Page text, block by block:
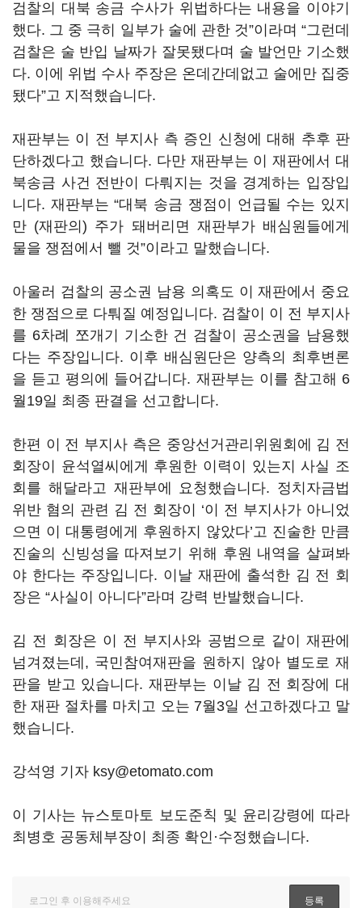
검찰의 대북 송금 수사가 위법하다는 내용을 이야기
했다. 그 중 극히 일부가 술에 관한 것”이라며 “그런데
검찰은 술 반입 날짜가 잘못됐다며 술 발언만 기소했
다. 이에 위법 수사 주장은 온데간데없고 술에만 집중
됐다”고 지적했습니다.
재판부는 이 전 부지사 측 증인 신청에 대해 추후 판
단하겠다고 했습니다. 다만 재판부는 이 재판에서 대
북송금 사건 전반이 다뤄지는 것을 경계하는 입장입
니다. 재판부는 “대북 송금 쟁점이 언급될 수는 있지
만 (재판의) 주가 돼버리면 재판부가 배심원들에게
물을 쟁점에서 뺄 것”이라고 말했습니다.
아울러 검찰의 공소권 남용 의혹도 이 재판에서 중요
한 쟁점으로 다퉈질 예정입니다. 검찰이 이 전 부지사
를 6차례 쪼개기 기소한 건 검찰이 공소권을 남용했
다는 주장입니다. 이후 배심원단은 양측의 최후변론
을 듣고 평의에 들어갑니다. 재판부는 이를 참고해 6
월19일 최종 판결을 선고합니다.
한편 이 전 부지사 측은 중앙선거관리위원회에 김 전
회장이 윤석열씨에게 후원한 이력이 있는지 사실 조
회를 해달라고 재판부에 요청했습니다. 정치자금법
위반 혐의 관련 김 전 회장이 ‘이 전 부지사가 아니었
으면 이 대통령에게 후원하지 않았다’고 진술한 만큼
진술의 신빙성을 따져보기 위해 후원 내역을 살펴봐
야 한다는 주장입니다. 이날 재판에 출석한 김 전 회
장은 “사실이 아니다”라며 강력 반발했습니다.
김 전 회장은 이 전 부지사와 공범으로 같이 재판에
넘겨졌는데, 국민참여재판을 원하지 않아 별도로 재
판을 받고 있습니다. 재판부는 이날 김 전 회장에 대
한 재판 절차를 마치고 오는 7월3일 선고하겠다고 말
했습니다.
강석영 기자 ksy@etomato.com
이 기사는 뉴스토마토 보도준칙 및 윤리강령에 따라
최병호 공동체부장이 최종 확인·수정했습니다.